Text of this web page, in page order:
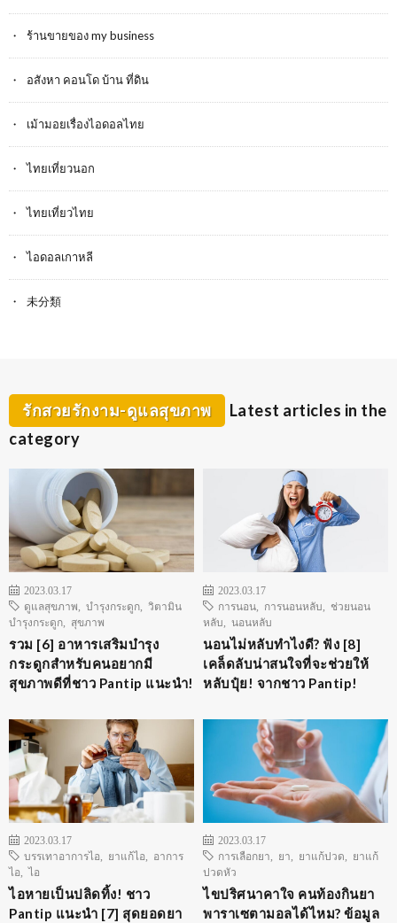
ร้านขายของ my business
อสังหา คอนโด บ้าน ที่ดิน
เม้ามอยเรื่องไอดอลไทย
ไทยเที่ยวนอก
ไทยเที่ยวไทย
ไอดอลเกาหลี
未分類
รักสวยรักงาม-ดูแลสุขภาพ
Latest articles in the
category
2023.03.17
ดูแลสุขภาพ
บำรุงกระดูก
วิตามิน
บำรุงกระดูก
สุขภาพ
รวม [6] อาหารเสริมบำรุง
กระดูกสำหรับคนอยากมี
สุขภาพดีที่ชาว Pantip แนะนำ!
2023.03.17
การนอน
การนอนหลับ
ช่วยนอน
หลับ
นอนหลับ
นอนไม่หลับทำไงดี? ฟัง [8]
เคล็ดลับน่าสนใจที่จะช่วยให้
หลับปุ๋ย! จากชาว Pantip!
2023.03.17
บรรเทาอาการไอ
ยาแก้ไอ
อาการ
ไอ
ไอ
ไอหายเป็นปลิดทิ้ง! ชาว
Pantip แนะนำ [7] สุดยอดยา
2023.03.17
การเลือกยา
ยา ยาแก้ปวด
ยาแก้
ปวดหัว
ไขปริศนาคาใจ คนท้องกินยา
พาราเซตามอลได้ไหม? ข้อมูล